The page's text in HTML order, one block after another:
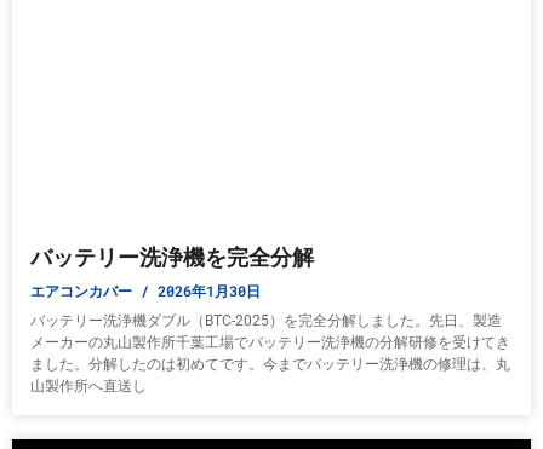
バッテリー洗浄機を完全分解
エアコンカバー 2026年1月30日
バッテリー洗浄機ダブル（BTC-2025）を完全分解しました。先日、製造
メーカーの丸山製作所千葉工場でバッテリー洗浄機の分解研修を受けてき
ました。分解したのは初めてです。今までバッテリー洗浄機の修理は、丸
山製作所へ直送し